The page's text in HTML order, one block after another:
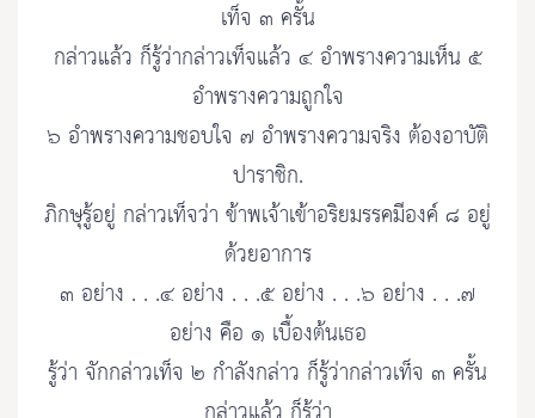
เท็จ ๓ ครั้น
กล่าวแล้ว ก็รู้ว่ากล่าวเท็จแล้ว ๔ อำพรางความเห็น ๕
อำพรางความถูกใจ
๖ อำพรางความชอบใจ ๗ อำพรางความจริง ต้องอาบัติ
ปาราชิก.
ภิกษุรู้อยู่ กล่าวเท็จว่า ข้าพเจ้าเข้าอริยมรรคมีองค์ ๘ อยู่
ด้วยอาการ
๓ อย่าง . . .๔ อย่าง . . .๕ อย่าง . . .๖ อย่าง . . .๗
อย่าง คือ ๑ เบื้องต้นเธอ
รู้ว่า จักกล่าวเท็จ ๒ กำลังกล่าว ก็รู้ว่ากล่าวเท็จ ๓ ครั้น